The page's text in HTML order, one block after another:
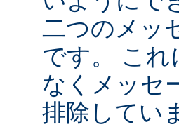
二つのメッ
です。 これ
なくメッセ
排除してい